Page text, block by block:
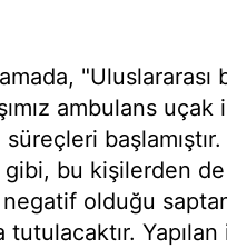
ambulans uçak
bu kişilerden
negatif olduğu